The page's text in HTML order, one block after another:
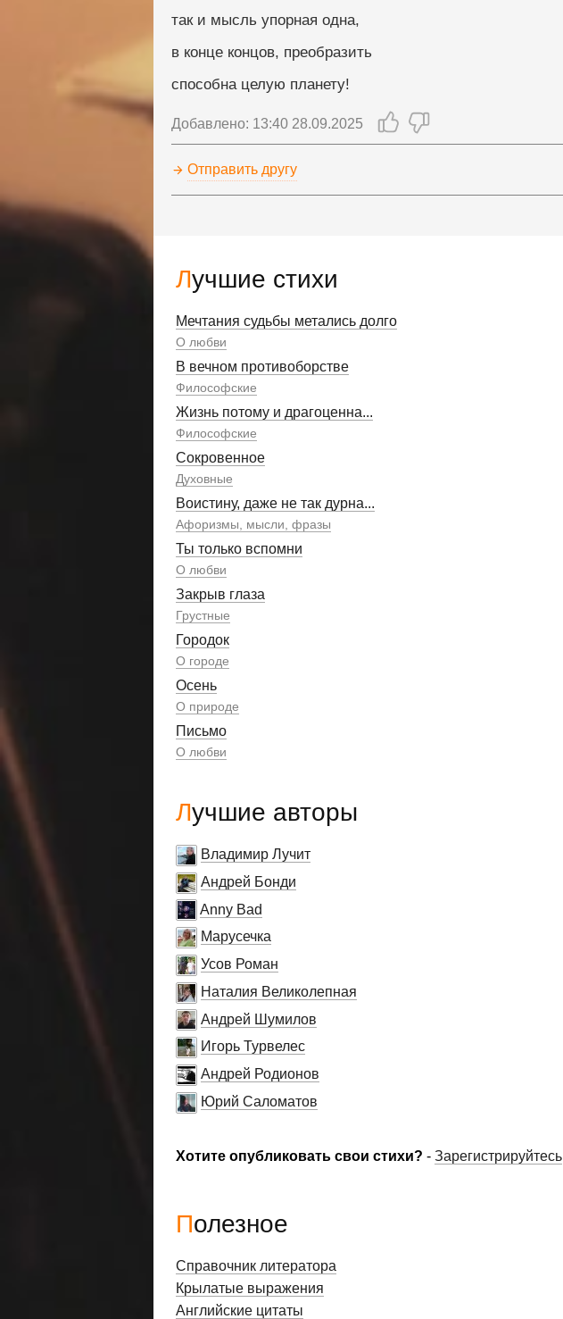
Лучшие стихи
Мечтания судьбы метались долго
О любви
В вечном противоборстве
Философские
Жизнь потому и драгоценна...
Философские
Сокровенное
Духовные
Воистину, даже не так дурна...
Афоризмы, мысли, фразы
Ты только вспомни
О любви
Закрыв глаза
Грустные
Городок
О городе
Осень
О природе
Письмо
О любви
Лучшие авторы
Владимир Лучит
Андрей Бонди
Anny Bad
Марусечка
Усов Роман
Наталия Великолепная
Андрей Шумилов
Игорь Турвелес
Андрей Родионов
Юрий Саломатов
Хотите опубликовать свои стихи? - Зарегистрируйтесь
так и мысль упорная одна,
в конце концов, преобразить
способна целую планету!
Добавлено: 13:40 28.09.2025
Отправить другу
Полезное
Справочник литератора
Крылатые выражения
Английские цитаты